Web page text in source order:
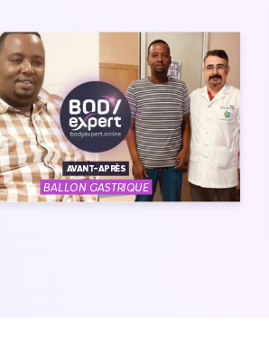
AVANT-APRÈS
BALLON GASTRIQUE